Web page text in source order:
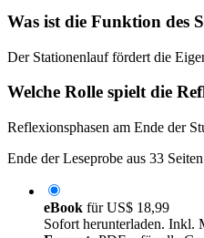
Was ist die Funktion des
Der Stationenlauf fördert die
Welche Rolle spielt die
Reflexionsphasen am Ende der
Ende der Leseprobe aus 33
eBook fürUS$ 18,99
Sofort herunterladen. Inkl.